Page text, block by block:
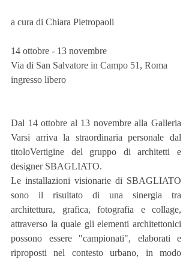
a cura di Chiara Pietropaoli
14 ottobre - 13 novembre
Via di San Salvatore in Campo 51, Roma
ingresso libero
Dal 14 ottobre al 13 novembre alla Galleria
Varsi arriva la straordinaria personale dal
titoloVertigine del gruppo di architetti e
designer SBAGLIATO.
Le installazioni visionarie di SBAGLIATO
sono il risultato di una sinergia tra
architettura, grafica, fotografia e collage,
attraverso la quale gli elementi architettonici
possono essere "campionati", elaborati e
riproposti nel contesto urbano, in modo